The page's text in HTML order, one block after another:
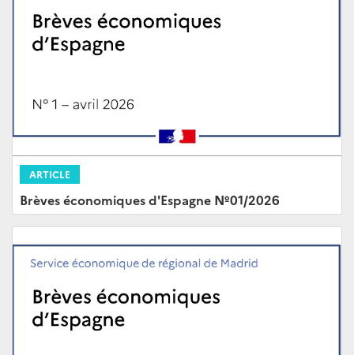
ARTICLE
Brèves économiques d'Espagne Nº01/2026